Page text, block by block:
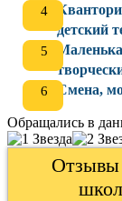
детский
Смена,
Обращались в
Отзывы